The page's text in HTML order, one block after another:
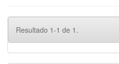
Resultado 1-1 de 1.